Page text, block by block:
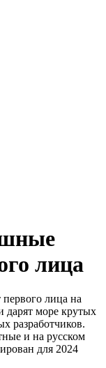
лица
лица на
дарят море крутых
разработчиков.
и на русском
для 2024